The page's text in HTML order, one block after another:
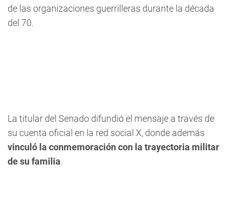
de las organizaciones guerrilleras durante la década
del 70.
La titular del Senado difundió el mensaje a través de
su cuenta oficial en la red social X, donde además
vinculó la conmemoración con la trayectoria militar
de su familia.